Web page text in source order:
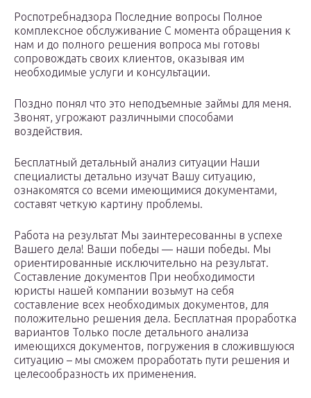
Роспотребнадзора Последние вопросы Полное
комплексное обслуживание С момента обращения к
нам и до полного решения вопроса мы готовы
сопровождать своих клиентов, оказывая им
необходимые услуги и консультации.
Поздно понял что это неподъемные займы для меня.
Звонят, угрожают различными способами
воздействия.
Бесплатный детальный анализ ситуации Наши
специалисты детально изучат Вашу ситуацию,
ознакомятся со всеми имеющимися документами,
составят четкую картину проблемы.
Работа на результат Мы заинтересованны в успехе
Вашего дела! Ваши победы — наши победы. Мы
ориентированные исключительно на результат.
Составление документов При необходимости
юристы нашей компании возьмут на себя
составление всех необходимых документов, для
положительно решения дела. Бесплатная проработка
вариантов Только после детального анализа
имеющихся документов, погружения в сложившуюся
ситуацию – мы сможем проработать пути решения и
целесообразность их применения.